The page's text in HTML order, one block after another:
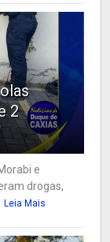
2
e
drogas,
Leia Mais